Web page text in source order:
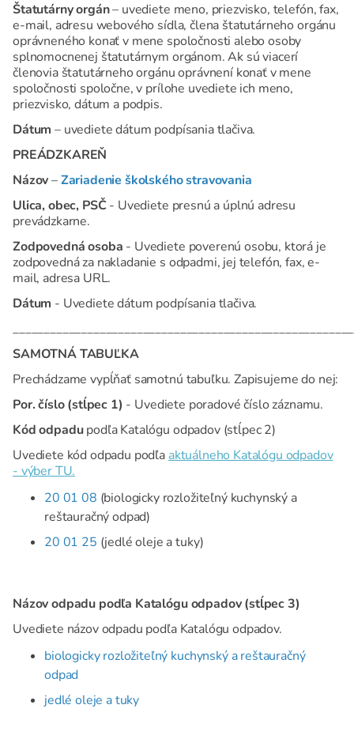
Štatutárny orgán– uvediete meno, priezvisko, telefón, fax,
e-mail, adresu webového sídla, člena štatutárneho orgánu
oprávneného konať v mene spoločnosti alebo osoby
splnomocnenej štatutárnym orgánom. Ak sú viacerí
členovia štatutárneho orgánu oprávnení konať v mene
spoločnosti spoločne, v prílohe uvediete ich meno,
priezvisko, dátum a podpis.
Dátum – uvediete dátum podpísania tlačiva.
PREÁDZKAREŇ
Názov–Zariadenie školského stravovania
Ulica, obec, PSČ- Uvediete presnú a úplnú adresu
prevádzkarne.
Zodpovedná osoba - Uvediete poverenú osobu, ktorá je
zodpovedná za nakladanie s odpadmi, jej telefón, fax, e-
mail, adresa URL.
Dátum - Uvediete dátum podpísania tlačiva.
SAMOTNÁ TABUĽKA
Prechádzame vypĺňať samotnú tabuľku. Zapisujeme do nej:
Por. číslo (stĺpec 1) - Uvediete poradové číslo záznamu.
Kód odpadupodľa Katalógu odpadov (stĺpec 2)
Uvediete kód odpadu podľa aktuálneho Katalógu odpadov
- výber TU.
20 01 08 (biologicky rozložiteľný kuchynský a
reštauračný odpad)
20 01 25 (jedlé oleje a tuky)
Názov odpadu podľa Katalógu odpadov (stĺpec 3)
Uvediete názov odpadu podľa Katalógu odpadov.
biologicky rozložiteľný kuchynský a reštauračný
odpad
jedlé oleje a tuky